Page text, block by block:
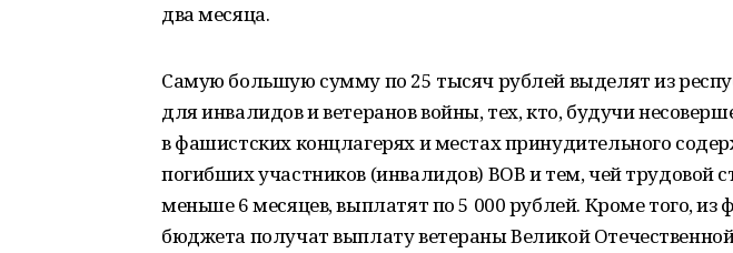
два месяца.
Самую большую сумму по 25 тысяч рублей выделят из
для инвалидов и ветеранов войны, тех, кто, будучи
в фашистских концлагерях и местах принудительного
погибших участников (инвалидов) ВОВ и тем, чей трудовой
меньше 6 месяцев, выплатят по 5 000 рублей. Кроме того, из
бюджета получат выплату ветераны Великой